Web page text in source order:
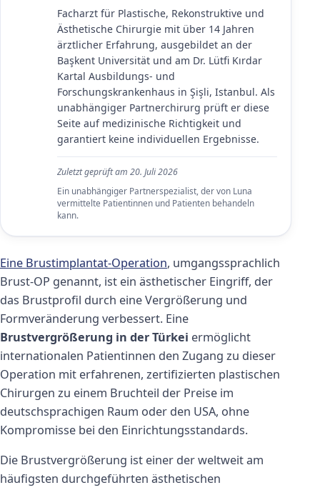
Facharzt für Plastische, Rekonstruktive und
Ästhetische Chirurgie mit über 14 Jahren
ärztlicher Erfahrung, ausgebildet an der
Başkent Universität und am Dr. Lütfi Kırdar
Kartal Ausbildungs- und
Forschungskrankenhaus in Şişli, Istanbul. Als
unabhängiger Partnerchirurg prüft er diese
Seite auf medizinische Richtigkeit und
garantiert keine individuellen Ergebnisse.
Zuletzt geprüft am20. Juli 2026
Ein unabhängiger Partnerspezialist, der von Luna
vermittelte Patientinnen und Patienten behandeln
kann.
Eine Brustimplantat-Operation, umgangssprachlich
Brust-OP genannt, ist ein ästhetischer Eingriff, der
das Brustprofil durch eine Vergrößerung und
Formveränderung verbessert. Eine
Brustvergrößerung in der Türkei ermöglicht
internationalen Patientinnen den Zugang zu dieser
Operation mit erfahrenen, zertifizierten plastischen
Chirurgen zu einem Bruchteil der Preise im
deutschsprachigen Raum oder den USA, ohne
Kompromisse bei den Einrichtungsstandards.
Die Brustvergrößerung ist einer der weltweit am
häufigsten durchgeführten ästhetischen